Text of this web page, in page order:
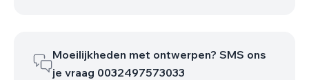
Moeilijkheden met ontwerpen? SMS ons
je vraag 0032497573033